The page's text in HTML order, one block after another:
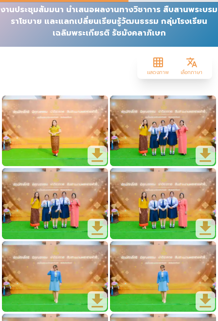
งานประชุมสัมมนา นำเสนอผลงานทางวิชาการ สืบสานพระบรม
ราโชบาย และแลกเปลี่ยนเรียนรู้วัฒนธรรม กลุ่มโรงเรียน
เฉลิมพระเกียรติ รัชมังคลาภิเษก
แสดงภาพ เลือกภาษา